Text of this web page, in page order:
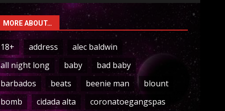
MORE ABOUT…
18+ address
alec baldwin
all night long
baby
bad baby
barbados
beats beenie man
blount
bomb
cidada alta
coronatoegangspas